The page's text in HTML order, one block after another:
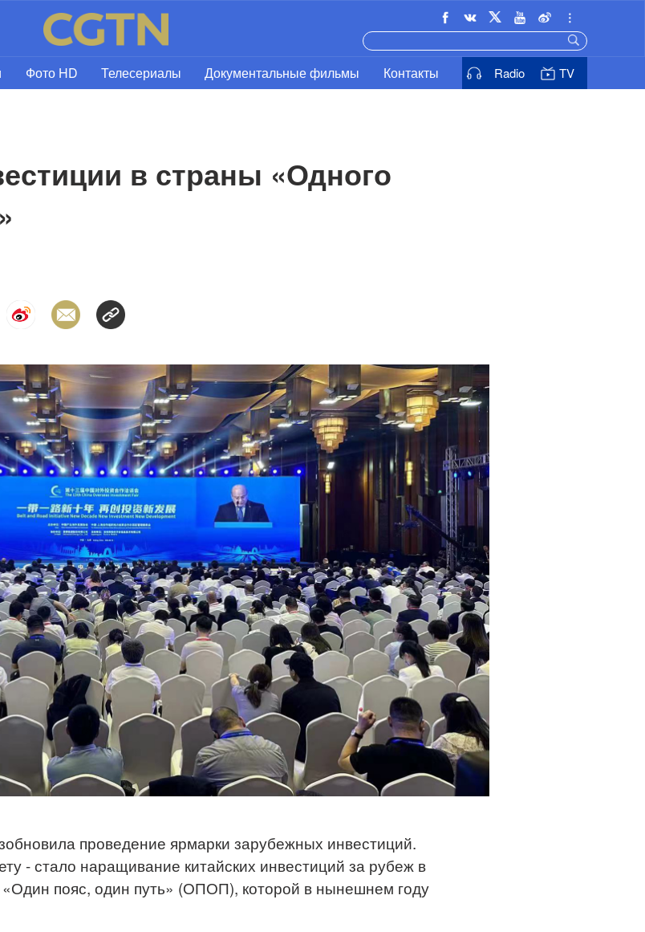
Фото HD Телесериалы Документальные фильмы Контакты Radio TV
в страны «Одного
проведение ярмарки зарубежных инвестиций.
- стало наращивание китайских инвестиций за рубеж в
пояс, один путь» (ОПОП), которой в нынешнем году